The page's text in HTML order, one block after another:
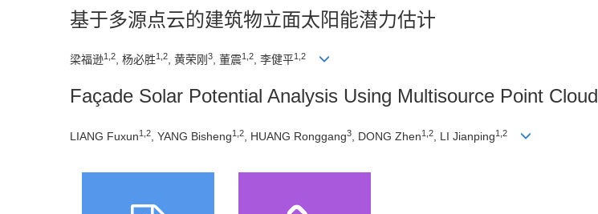
基于多源点云的建筑物立面太阳能潜力估计
梁福逊1,2, 杨必胜1,2, 黄荣刚 3, 董震1,2, 李健平1,2
Façade Solar Potential Analysis Using Multisource Point Cloud
LIANG Fuxun1,2 , YANG Bisheng1,2 , HUANG Ronggang3 , DONG Zhen1,2 , LI Jianping1,2